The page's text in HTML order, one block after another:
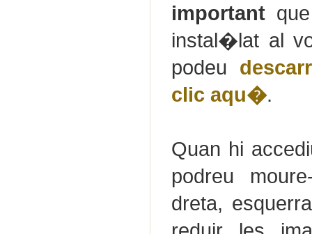
importantque
instal�lat al
podeu
clic aqu�.
Quan hi
podreu
dreta,